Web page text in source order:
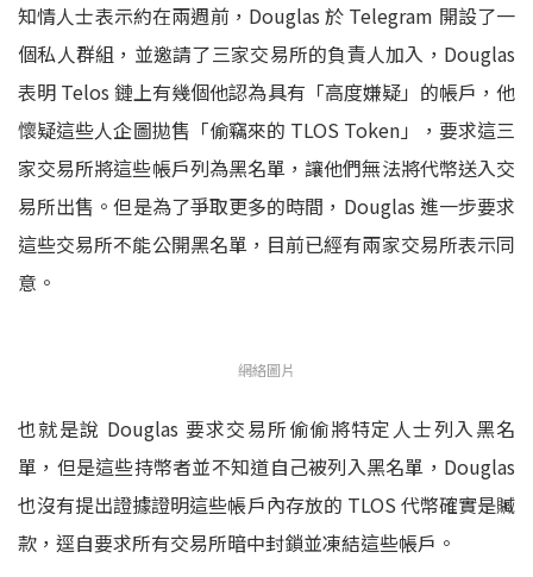
知情人士表示約在兩週前，Douglas 於 Telegram 開設了一
個私人群組，並邀請了三家交易所的負責人加入，Douglas
表明 Telos 鏈上有幾個他認為具有「高度嫌疑」的帳戶，他
懷疑這些人企圖拋售「偷竊來的 TLOS Token」，要求這三
家交易所將這些帳戶列為黑名單，讓他們無法將代幣送入交
易所出售。但是為了爭取更多的時間，Douglas 進一步要求
這些交易所不能公開黑名單，目前已經有兩家交易所表示同
意。
網絡圖片
也就是說 Douglas 要求交易所偷偷將特定人士列入黑名
單，但是這些持幣者並不知道自己被列入黑名單，Douglas
也沒有提出證據證明這些帳戶內存放的 TLOS 代幣確實是贓
款，逕自要求所有交易所暗中封鎖並凍結這些帳戶。